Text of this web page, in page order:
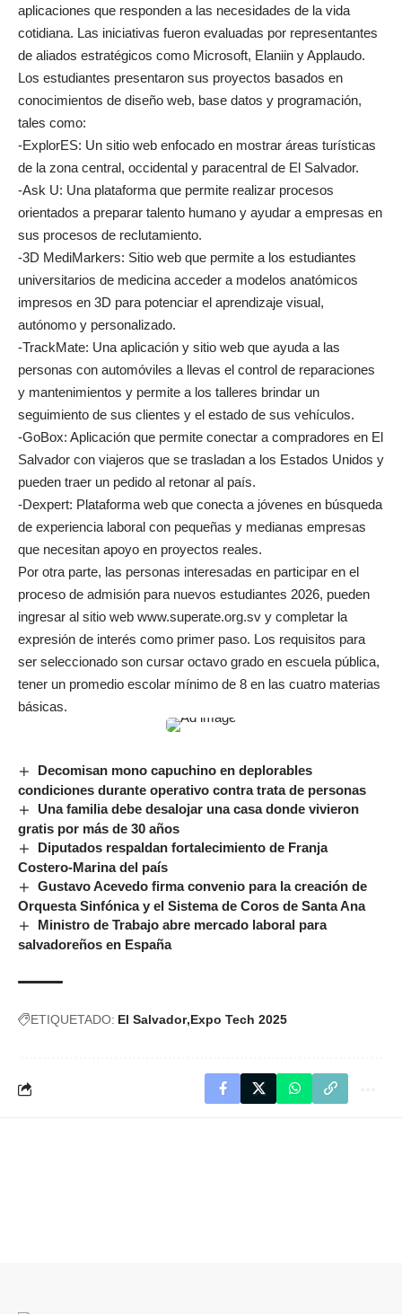
aplicaciones que responden a las necesidades de la vida
cotidiana. Las iniciativas fueron evaluadas por representantes
de aliados estratégicos como Microsoft, Elaniin y Applaudo.
Los estudiantes presentaron sus proyectos basados en
conocimientos de diseño web, base datos y programación,
tales como:
-ExplorES: Un sitio web enfocado en mostrar áreas turísticas
de la zona central, occidental y paracentral de El Salvador.
-Ask U: Una plataforma que permite realizar procesos
orientados a preparar talento humano y ayudar a empresas en
sus procesos de reclutamiento.
-3D MediMarkers: Sitio web que permite a los estudiantes
universitarios de medicina acceder a modelos anatómicos
impresos en 3D para potenciar el aprendizaje visual,
autónomo y personalizado.
-TrackMate: Una aplicación y sitio web que ayuda a las
personas con automóviles a llevas el control de reparaciones
y mantenimientos y permite a los talleres brindar un
seguimiento de sus clientes y el estado de sus vehículos.
-GoBox: Aplicación que permite conectar a compradores en El
Salvador con viajeros que se trasladan a los Estados Unidos y
pueden traer un pedido al retonar al país.
-Dexpert: Plataforma web que conecta a jóvenes en búsqueda
de experiencia laboral con pequeñas y medianas empresas
que necesitan apoyo en proyectos reales.
Por otra parte, las personas interesadas en participar en el
proceso de admisión para nuevos estudiantes 2026, pueden
ingresar al sitio web www.superate.org.sv y completar la
expresión de interés como primer paso. Los requisitos para
ser seleccionado son cursar octavo grado en escuela pública,
tener un promedio escolar mínimo de 8 en las cuatro materias
básicas.
Decomisan mono capuchino en deplorables
condiciones durante operativo contra trata de personas
Una familia debe desalojar una casa donde vivieron
gratis por más de 30 años
Diputados respaldan fortalecimiento de Franja
Costero-Marina del país
Gustavo Acevedo firma convenio para la creación de
Orquesta Sinfónica y el Sistema de Coros de Santa Ana
Ministro de Trabajo abre mercado laboral para
salvadoreños en España
ETIQUETADO: El Salvador Expo Tech 2025